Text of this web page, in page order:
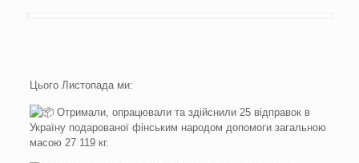
Цього Листопада ми:
Отримали, опрацювали та здійснили 25 відправок в
Україну подарованої фінським народом допомоги загальною
масою 27 119 кг.